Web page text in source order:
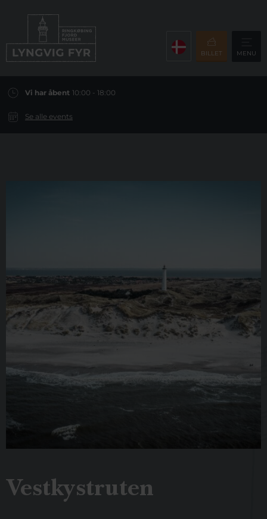
BILLET MENU
Vi har åbent 10:00 - 18:00
Se alle events
Vestkystruten